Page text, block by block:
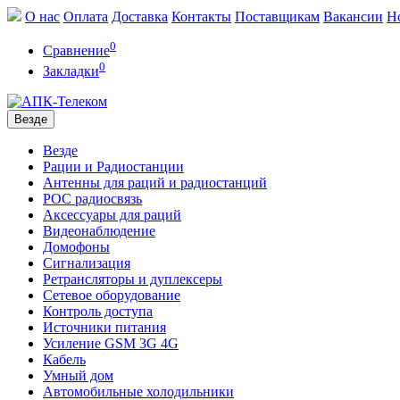
О нас Оплата Доставка Контакты Поставщикам Вакансии
Сравнение0
Закладки0
Везде
Везде
Рации и Радиостанции
Антенны для раций и радиостанций
POC радиосвязь
Аксессуары для раций
Видеонаблюдение
Домофоны
Сигнализация
Ретрансляторы и дуплексеры
Сетевое оборудование
Контроль доступа
Источники питания
Усиление GSM 3G 4G
Кабель
Умный дом
Автомобильные холодильники